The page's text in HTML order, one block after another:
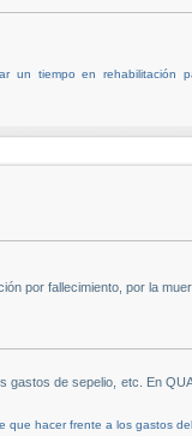
un tiempo en rehabilitación
por fallecimiento, por la
gastos de sepelio, etc. En
que hacer frente a los gastos